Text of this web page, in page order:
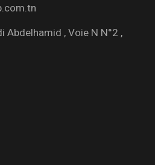
Abdelhamid , Voie N N°2 ,